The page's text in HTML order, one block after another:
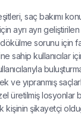
saç bakımı
ayrı ayrı
dökülme sorunu için
sahip kullanıcılar
ve yıpranmış
üretilmiş losyonlar
kişinin şikayetçi